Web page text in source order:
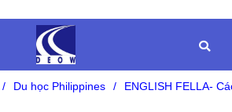
/ Du học Philippines / ENGLISH FELLA-